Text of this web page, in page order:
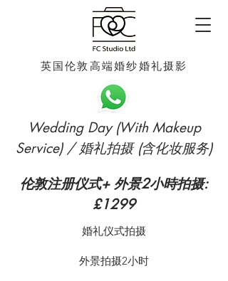
英国伦敦高端婚纱婚礼摄影
Wedding Day (With Makeup
Service) / 婚礼拍摄 (含化妆服务)
伦敦注册仪式+ 外景2小時拍摄:
£1299
婚礼仪式拍摄
外景拍摄2小时